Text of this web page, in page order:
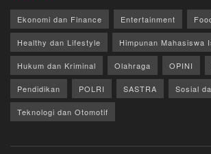
Ekonomi dan Finance Entertainment
Healthy dan Lifestyle Himpunan Mahasiswa
Hukum dan Kriminal Olahraga OPINI
Pendidikan POLRI SASTRA Sosial
Teknologi dan Otomotif